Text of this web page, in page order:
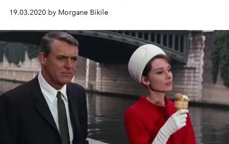
monde. À la maison, tout peut devenir rapidement
synonyme de tentation et de déconcentration. Il est
donc important d’instaurer des règles claires pour rester
focus.
19.03.2020 by Morgane Bikile